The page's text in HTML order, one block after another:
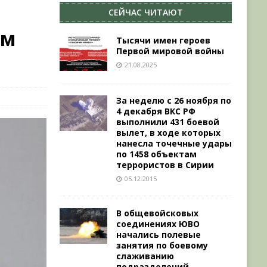
СЕЙЧАС ЧИТАЮТ
Тысячи имен героев
Первой мировой войны
21.08.2025
За неделю с 26 ноября по
4 декабря ВКС РФ
выполнили 431 боевой
вылет, в ходе которых
нанесла точечные удары
по 1458 объектам
террористов в Сирии
05.12.2015
В общевойсковых
соединениях ЮВО
начались полевые
занятия по боевому
слаживанию